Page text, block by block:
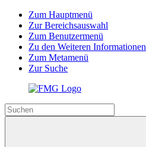
Zum Hauptmenü
Zur Bereichsauswahl
Zum Benutzermenü
Zu den Weiteren Informationen
Zum Metamenü
Zur Suche